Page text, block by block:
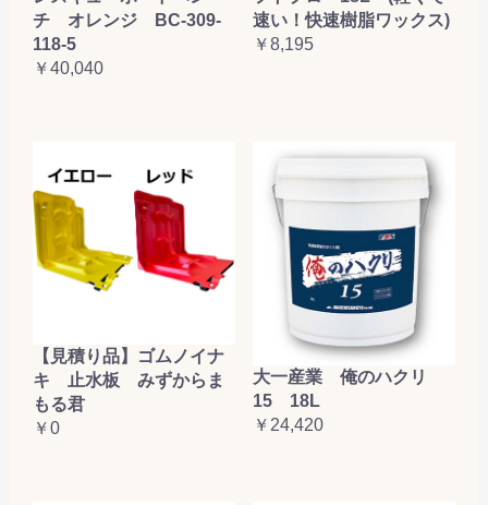
チ オレンジ BC-309-
118-5
￥40,040
速い！快速樹脂ワックス)
￥8,195
【見積り品】ゴムノイナ
キ 止水板 みずからま
もる君
￥0
大一産業 俺のハクリ
15 18L
￥24,420